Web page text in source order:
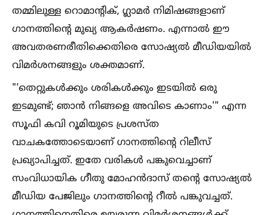
തമ്മിലുള്ള റൊമാന്റിക്, ഗ്ലാമർ നിമിഷങ്ങളാണ്
ഗാനത്തിന്റെ മുഖ്യ ആകർഷണം. എന്നാല്‍ ഈ
അവതരണരീതിക്കെതിരെ സോഷ്യല്‍ മീഡിയയില്‍
വിമർശനങ്ങളും ശക്തമാണ്.
"'തെറ്റുകള്‍ക്കും ശരികള്‍ക്കും ഇടയില്‍ ഒരു
ഇടമുണ്ട്; ഞാൻ നിങ്ങളെ അവിടെ കാണാം'" എന്ന
സൂഫി കവി റൂമിയുടെ പ്രശസ്ത
വാചകത്തോടെയാണ് ഗാനത്തിന്റെ റിലീസ്
പ്രഖ്യാപിച്ചത്. ഇതേ വരികള്‍ പങ്കുവെച്ചാണ്
സംവിധായിക ഗീതു മോഹൻദാസ് തന്റെ സോഷ്യല്‍
മീഡിയ പേജിലും ഗാനത്തിന്റെ റീല്‍ പങ്കുവച്ചത്.